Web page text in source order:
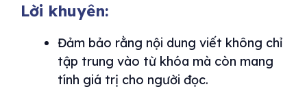
Lời khuyên:
Đảm bảo rằng nội dung viết không chỉ
tập trung vào từ khóa mà còn mang
tính giá trị cho người đọc.